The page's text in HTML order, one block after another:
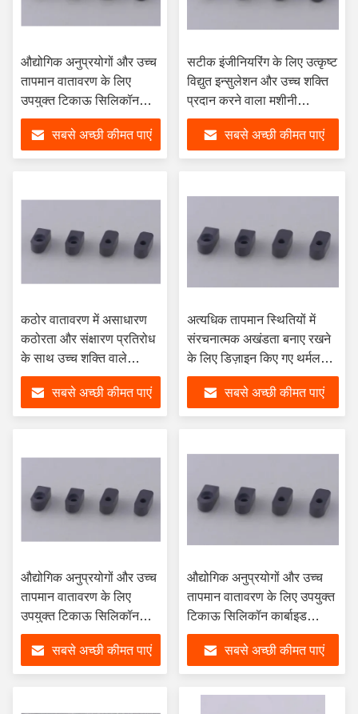
औद्योगिक अनुप्रयोगों और उच्च
तापमान वातावरण के लिए
उपयुक्त टिकाऊ सिलिकॉन
कार्बाइड सिरेमिक घटक
सबसे अच्छी कीमत पाएं
सटीक इंजीनियरिंग के लिए उत्कृष्ट
विद्युत इन्सुलेशन और उच्च शक्ति
प्रदान करने वाला मशीनी
सिलिकॉन कार्बाइड सिरेमिक
सबसे अच्छी कीमत पाएं
कठोर वातावरण में असाधारण
कठोरता और संक्षारण प्रतिरोध
के साथ उच्च शक्ति वाले
सिलिकॉन कार्बाइड सिरेमिक
सबसे अच्छी कीमत पाएं
अत्यधिक तापमान स्थितियों में
संरचनात्मक अखंडता बनाए रखने
के लिए डिज़ाइन किए गए थर्मलली
स्टेबल सिलिकॉन कार्बाइड
सिरेमिक सबसे अच्छी कीमत पाएं
औद्योगिक अनुप्रयोगों और उच्च
तापमान वातावरण के लिए
उपयुक्त टिकाऊ सिलिकॉन
कार्बाइड सिरेमिक घटक
सबसे अच्छी कीमत पाएं
औद्योगिक अनुप्रयोगों और उच्च
तापमान वातावरण के लिए उपयुक्त
टिकाऊ सिलिकॉन कार्बाइड
सिरेमिक घटक
सबसे अच्छी कीमत पाएं